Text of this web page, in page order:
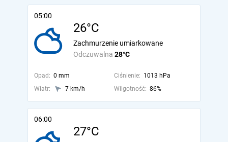
05:00
26°C
Odczuwalna 28°C
Zachmurzenie umiarkowane
Opad: 0 mm Ciśnienie: 1013 hPa
Wiatr:
7 km/h Wilgotność: 86%
06:00
27°C